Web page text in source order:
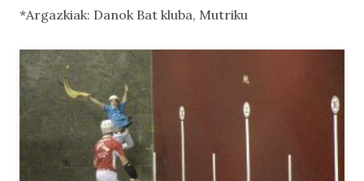
*Argazkiak: Danok Bat kluba, Mutriku